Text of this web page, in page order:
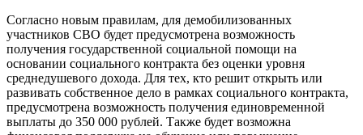
Согласно новым правилам, для демобилизованных
участников СВО будет предусмотрена возможность
получения государственной социальной помощи на
основании социального контракта без оценки уровня
среднедушевого дохода. Для тех, кто решит открыть или
развивать собственное дело в рамках социального контракта,
предусмотрена возможность получения единовременной
выплаты до 350 000 рублей. Также будет возможна